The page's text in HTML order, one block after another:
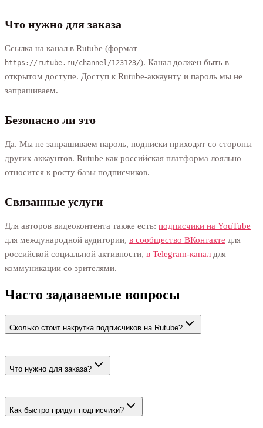
Что нужно для заказа
Ссылка на канал в Rutube (формат
https://rutube.ru/channel/123123/). Канал должен быть в
открытом доступе. Доступ к Rutube-аккаунту и пароль мы не
запрашиваем.
Безопасно ли это
Да. Мы не запрашиваем пароль, подписки приходят со стороны
других аккаунтов. Rutube как российская платформа лояльно
относится к росту базы подписчиков.
Связанные услуги
Для авторов видеоконтента также есть: подписчики на YouTube
для международной аудитории, в сообщество ВКонтакте для
российской социальной активности, в Telegram-канал для
коммуникации со зрителями.
Часто задаваемые вопросы
Сколько стоит накрутка подписчиков на Rutube?
больших объёмах). Минимальный заказ — 100 штук,
максимум — 150 тысяч на один канал.
Что нужно для заказа?
Канал должен быть в открытом доступе. Доступ к Rutube-
аккаунту не требуется.
Как быстро придут подписчики?